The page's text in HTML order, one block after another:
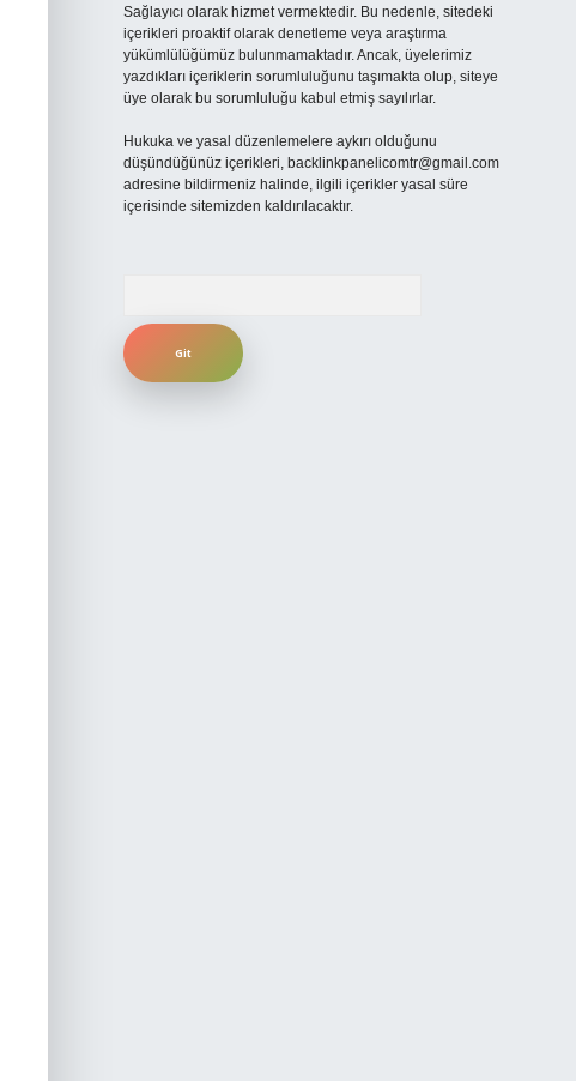
Sağlayıcı olarak hizmet vermektedir. Bu nedenle, sitedeki
içerikleri proaktif olarak denetleme veya araştırma
yükümlülüğümüz bulunmamaktadır. Ancak, üyelerimiz
yazdıkları içeriklerin sorumluluğunu taşımakta olup, siteye
üye olarak bu sorumluluğu kabul etmiş sayılırlar.
Hukuka ve yasal düzenlemelere aykırı olduğunu
düşündüğünüz içerikleri, backlinkpanelicomtr@gmail.com
adresine bildirmeniz halinde, ilgili içerikler yasal süre
içerisinde sitemizden kaldırılacaktır.